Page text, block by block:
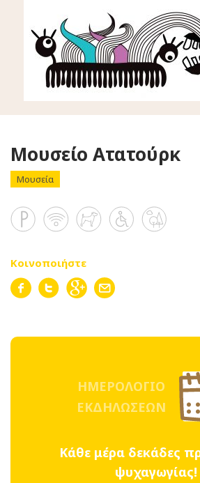
Μουσείο Ατατούρκ
Μουσεία
Κοινοποιήστε
ΗΜΕΡΟΛΟΓΙΟ
ΕΚΔΗΛΩΣΕΩΝ
Κάθε μέρα δεκάδες
ψυχαγωγίας!